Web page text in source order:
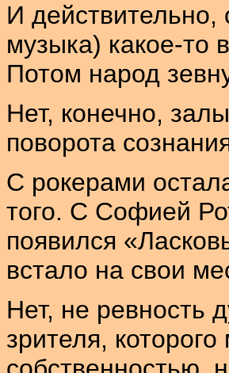
И
музыка) какое-
Потом народ
Нет, конечно,
поворота
С рокерами
того. С Софией
появился
встало на свои
Нет, не ревность
зрителя,